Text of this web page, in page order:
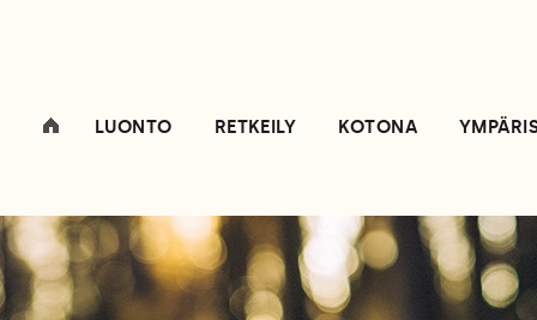
LUONTO RETKEILY KOTONA